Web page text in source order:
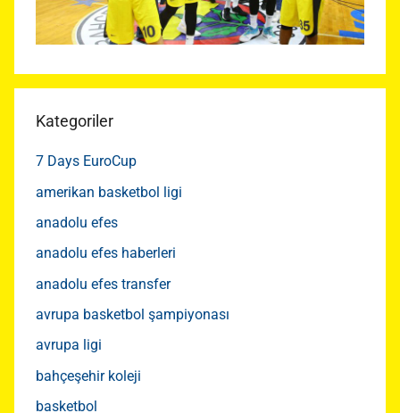
Kategoriler
7 Days EuroCup
amerikan basketbol ligi
anadolu efes
anadolu efes haberleri
anadolu efes transfer
avrupa basketbol şampiyonası
avrupa ligi
bahçeşehir koleji
basketbol